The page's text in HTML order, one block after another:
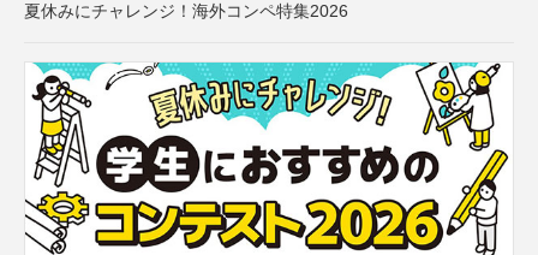
夏休みにチャレンジ！海外コンペ特集2026